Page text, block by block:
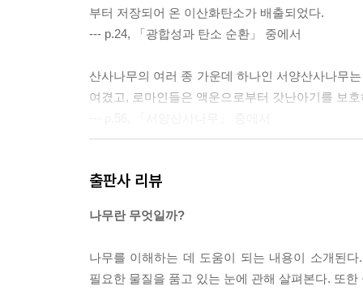
부터 저장되어 온 이산화탄소가 배출되었다.
--- p.24, 「광합성과 탄소 순환」 중에서
산사나무의 여러 종 가운데 하나인 서양산사나무
여겼고, 로마인들은 액운으로부터 갓난아기를 보
내렸다. 오늘날에도 여전히 프랑스 남부 지방에서
가 내보낸 물질로 화학 반응이 일어나면서 수증기
수 있다!
출판사 리뷰
나무란 무엇일까?
나무를 이해하는 데 도움이 되는 내용이 소개된
필요한 물질을 품고 있는 눈에 관해 살펴본다. 또